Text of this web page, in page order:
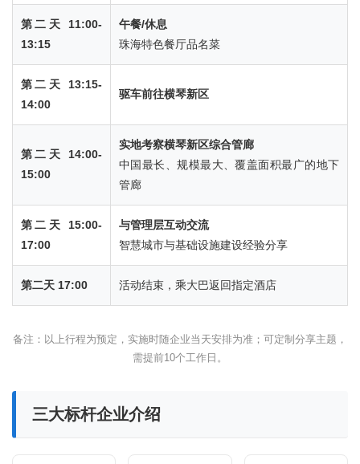
第二天 11:00-
13:15
午餐/休息
珠海特色餐厅品名菜
第二天 13:15-
14:00
驱车前往横琴新区
第二天 14:00-
15:00
实地考察横琴新区综合管廊
中国最长、规模最大、覆盖面积最广的地下
管廊
第二天 15:00-
17:00
与管理层互动交流
智慧城市与基础设施建设经验分享
第二天 17:00 活动结束，乘大巴返回指定酒店
备注：以上行程为预定，实施时随企业当天安排为准；可定制分享主题，
需提前10个工作日。
三大标杆企业介绍